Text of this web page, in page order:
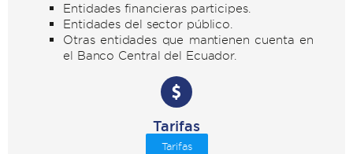
Entidades financieras participes.
Entidades del sector público.
Otras entidades que mantienen cuenta en
el Banco Central del Ecuador.
Tarifas
Tarifas